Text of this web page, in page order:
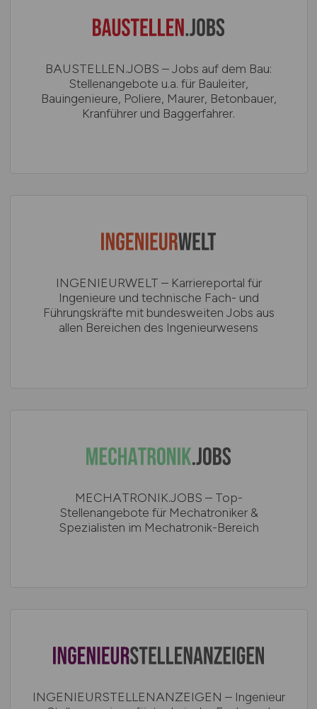
BAUSTELLEN.JOBS – Jobs auf dem Bau:
Stellenangebote u.a. für Bauleiter,
Bauingenieure, Poliere, Maurer, Betonbauer,
Kranführer und Baggerfahrer.
INGENIEURWELT – Karriereportal für
Ingenieure und technische Fach- und
Führungskräfte mit bundesweiten Jobs aus
allen Bereichen des Ingenieurwesens
MECHATRONIK.JOBS – Top-
Stellenangebote für Mechatroniker &
Spezialisten im Mechatronik-Bereich
INGENIEURSTELLENANZEIGEN – Ingenieur